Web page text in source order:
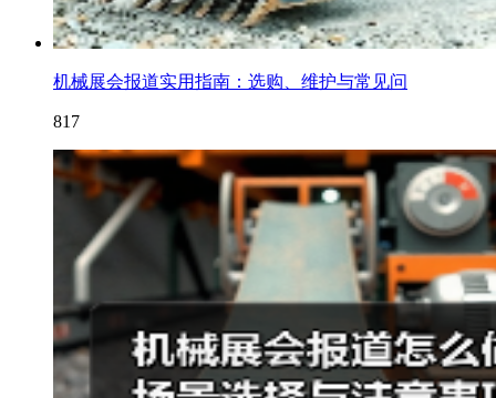
机械展会报道实用指南：选购、维护与常见问
817